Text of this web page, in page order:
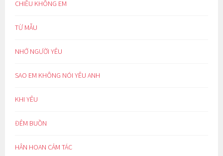
CHIỀU KHÔNG EM
TỪ MẪU
NHỚ NGƯỜI YÊU
SAO EM KHÔNG NÓI YÊU ANH
KHI YÊU
ĐÊM BUỒN
HÂN HOAN CẢM TÁC